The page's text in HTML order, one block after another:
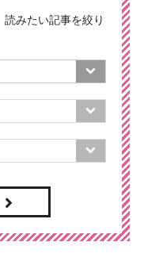
みたい記事を絞り